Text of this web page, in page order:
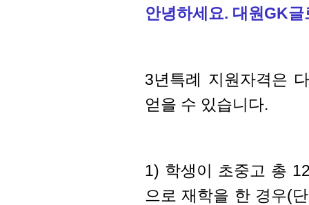
안녕하세요. 대원GK
3년특례 지원자격은
얻을 수 있습니다.
1) 학생이 초중고 총
으로 재학을 한 경우(